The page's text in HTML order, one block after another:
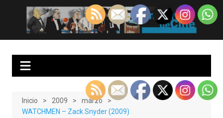
contenido
EnClave de Cine
Crítica cinematográfica y audiovisual. Punto de encuentro para los
Inicio 2009
marzo
WATCHMEN – Zack Snyder (2009)